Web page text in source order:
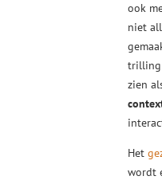
ook
niet
trilling
zien
Het
wordt